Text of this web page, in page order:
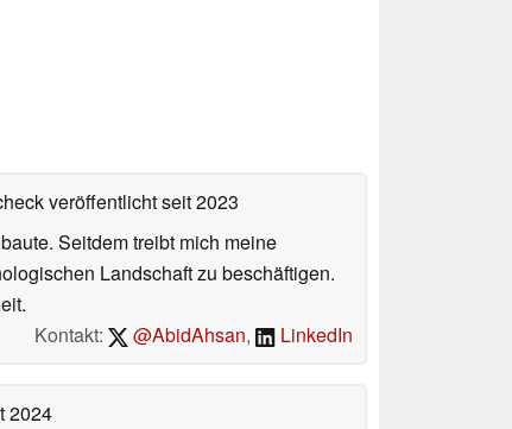
veröffentlichtseit 2023
Seitdem treibt mich meine
Landschaft zu beschäftigen.
Kontakt:
@AbidAhsan, LinkedIn
2024